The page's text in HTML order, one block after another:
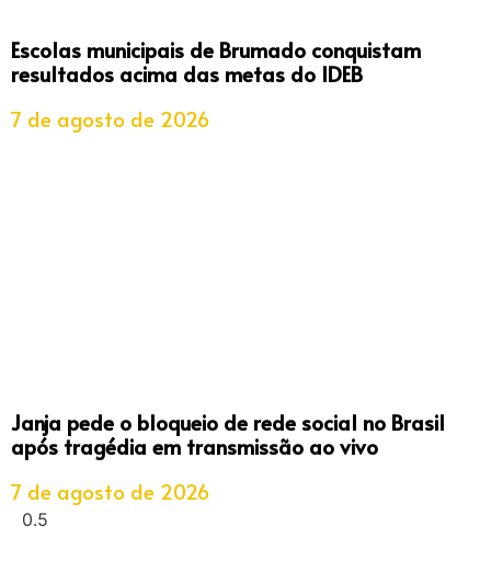
Escolas municipais de Brumado conquistam
resultados acima das metas do IDEB
7 de agosto de 2026
Janja pede o bloqueio de rede social no Brasil
após tragédia em transmissão ao vivo
7 de agosto de 2026